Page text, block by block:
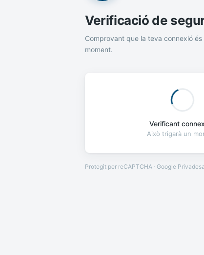
Verificació de
Comprovant que la teva connexió és
moment.
Verificant
Això trigarà un
Protegit per reCAPTCHA · Google Privadesa